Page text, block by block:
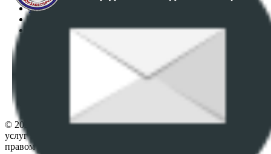
Регламент организации и проведения торгов
Политика в отношении обработки персональных
ПОЛОЖЕНИЕ О ПОЛИТИКЕ ОБРАБОТКИ COOKIE-
Настройки cookie-файлов
© 2026 Республиканское унитарное предприятие по оказанию
услуг "БелЮрОбеспечение" - Все права защищены авторским
правом